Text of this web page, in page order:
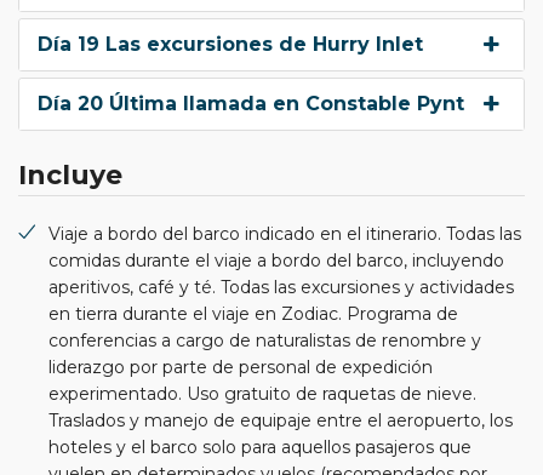
Día 19 Las excursiones de Hurry Inlet
Día 20 Última llamada en Constable Pynt
Incluye
Viaje a bordo del barco indicado en el itinerario. Todas las
comidas durante el viaje a bordo del barco, incluyendo
aperitivos, café y té. Todas las excursiones y actividades
en tierra durante el viaje en Zodiac. Programa de
conferencias a cargo de naturalistas de renombre y
liderazgo por parte de personal de expedición
experimentado. Uso gratuito de raquetas de nieve.
Traslados y manejo de equipaje entre el aeropuerto, los
hoteles y el barco solo para aquellos pasajeros que